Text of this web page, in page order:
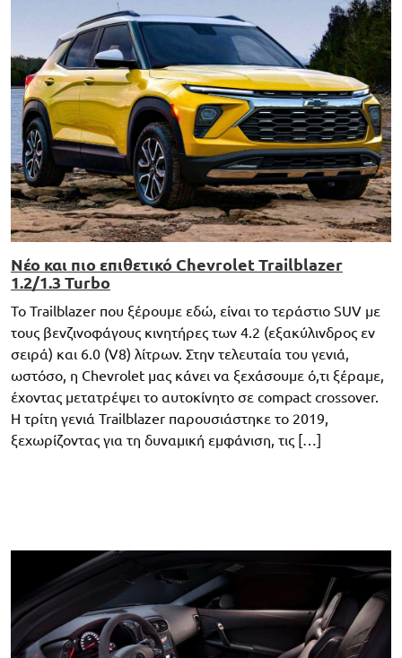
Νέο και πιο επιθετικό Chevrolet Trailblazer
1.2/1.3 Turbo
Το Trailblazer που ξέρουμε εδώ, είναι το τεράστιο SUV με
τους βενζινοφάγους κινητήρες των 4.2 (εξακύλινδρος εν
σειρά) και 6.0 (V8) λίτρων. Στην τελευταία του γενιά,
ωστόσο, η Chevrolet μας κάνει να ξεχάσουμε ό,τι ξέραμε,
έχοντας μετατρέψει το αυτοκίνητο σε compact crossover.
Η τρίτη γενιά Trailblazer παρουσιάστηκε το 2019,
ξεχωρίζοντας για τη δυναμική εμφάνιση, τις […]